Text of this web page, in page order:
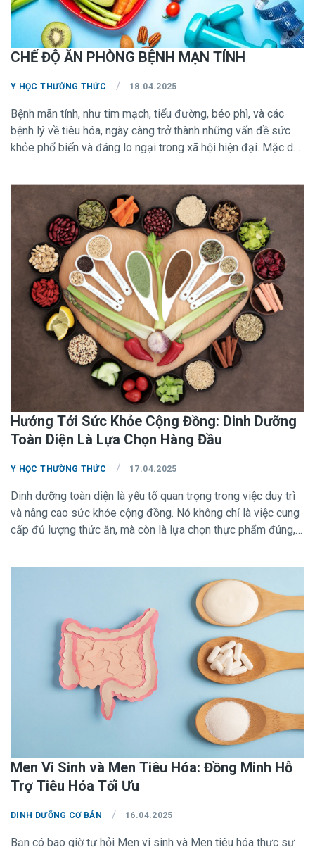
CHẾ ĐỘ ĂN PHÒNG BỆNH MẠN TÍNH
Y HỌC THƯỜNG THỨC / 18.04.2025
Bệnh mãn tính, như tim mạch, tiểu đường, béo phì, và các
bệnh lý về tiêu hóa, ngày càng trở thành những vấn đề sức
khỏe phổ biến và đáng lo ngại trong xã hội hiện đại. Mặc dù
nhất để phòng ngừa các bệnh lý mãn tính. Trong bài viết này,
Viện Nghiên Cứu Dinh Dưỡng TP.HCM sẽ cung cấp những
hướng dẫn về chế độ ăn uống khoa học nhằm phòng ngừa
bệnh mãn tính.
Hướng Tới Sức Khỏe Cộng Đồng: Dinh Dưỡng
Toàn Diện Là Lựa Chọn Hàng Đầu
Y HỌC THƯỜNG THỨC / 17.04.2025
Dinh dưỡng toàn diện là yếu tố quan trọng trong việc duy trì
và nâng cao sức khỏe cộng đồng. Nó không chỉ là việc cung
cấp đủ lượng thức ăn, mà còn là lựa chọn thực phẩm đúng,
Men Vi Sinh và Men Tiêu Hóa: Đồng Minh Hỗ
Trợ Tiêu Hóa Tối Ưu
DINH DƯỠNG CƠ BẢN / 16.04.2025
Bạn có bao giờ tự hỏi Men vi sinh và Men tiêu hóa thực sự